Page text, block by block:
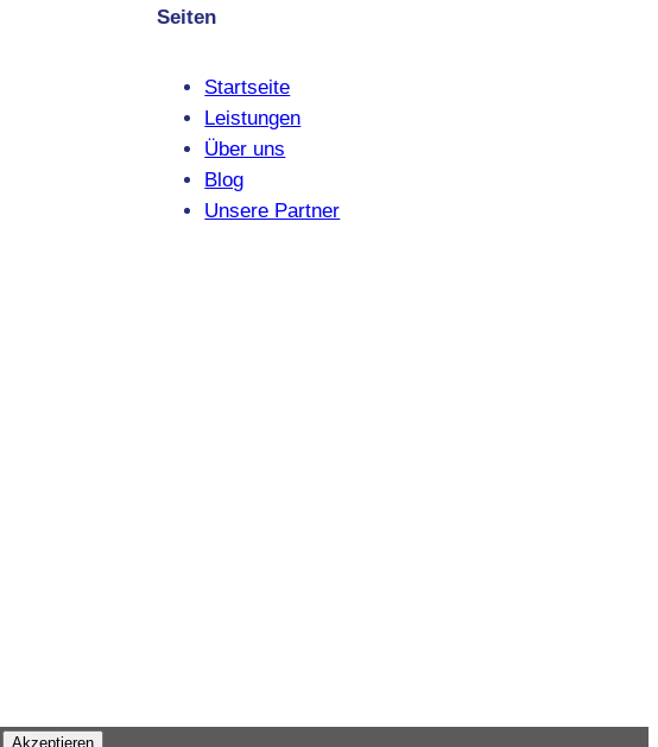
Seiten
Startseite
Leistungen
Über uns
Blog
Unsere Partner
Akzeptieren